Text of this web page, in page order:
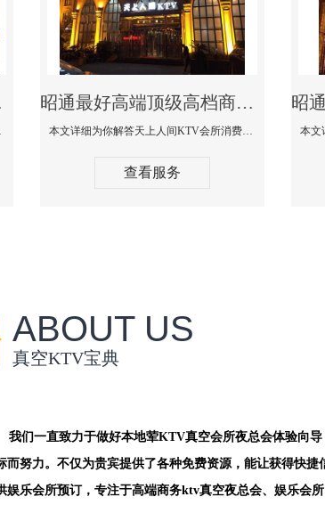
评
微信同步！
昭通最好高端顶级高档商务KTV夜总会-天上人间KTV消费点评
本文详细为你解答天上人间KTV会所消费价格点评，更多关于最好高端顶级高档商务KTV夜总会免费咨询156-5656-9542微信同步！
查看服务
ABOUT US
真空KTV宝典
我们一直致力于做好本地荤KTV真空会所夜总会体验向
而努力。不仅为贵宾提供了各种免费资源，能让获得快捷
娱乐会所预订，专注于高端商务ktv真空夜总会、娱乐会